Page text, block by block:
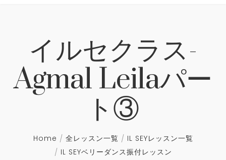
イルセクラス-
Agmal Leilaパー
ト③
Home 全レッスン一覧
IL SEYレッスン一覧
IL SEYベリーダンス振付レッスン